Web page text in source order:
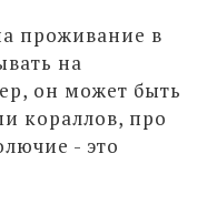
проживание в
на
он может быть
кораллов, про
- это